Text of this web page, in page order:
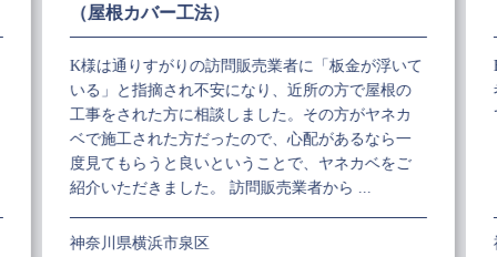
（屋根カバー工法）
K様は通りすがりの訪問販売業者に「板金が浮いて
いる」と指摘され不安になり、近所の方で屋根の
工事をされた方に相談しました。その方がヤネカ
ベで施工された方だったので、心配があるなら一
度見てもらうと良いということで、ヤネカベをご
紹介いただきました。 訪問販売業者から ...
神奈川県横浜市泉区